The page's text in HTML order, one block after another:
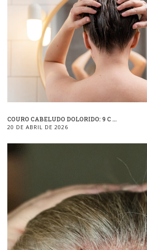
COURO CABELUDO DOLORIDO: 9 C ...
20 DE ABRIL DE 2026